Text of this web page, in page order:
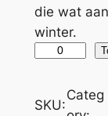
die wat
winter.
s
SKU:
Categ